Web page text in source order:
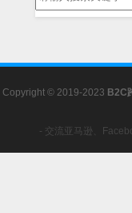
Copyright © 2019-2023 B2C
- 交流亚马逊、